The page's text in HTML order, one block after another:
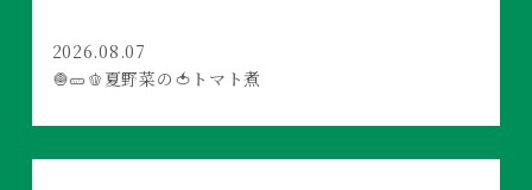
2026.08.07
🧅🥒🫑夏野菜の🍅トマト煮